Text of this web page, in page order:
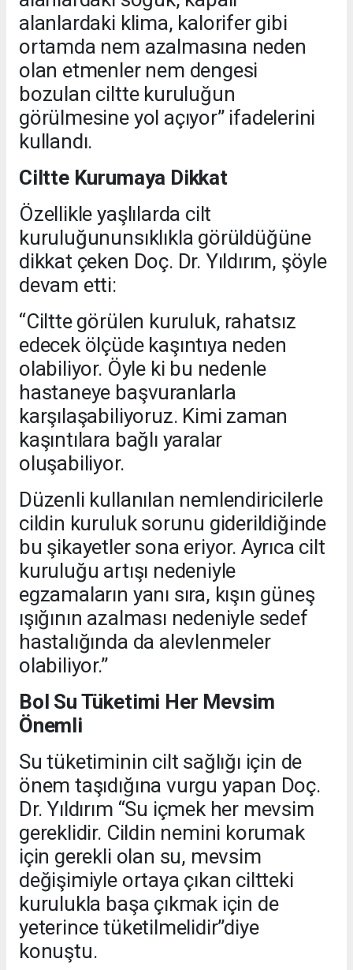
alanlardaki klima, kalorifer gibi
ortamda nem azalmasına neden
olan etmenler nem dengesi
bozulan ciltte kuruluğun
görülmesine yol açıyor” ifadelerini
kullandı.
Ciltte Kurumaya Dikkat
Özellikle yaşlılarda cilt
kuruluğununsıklıkla görüldüğüne
dikkat çeken Doç. Dr. Yıldırım, şöyle
devam etti:
“Ciltte görülen kuruluk, rahatsız
edecek ölçüde kaşıntıya neden
olabiliyor. Öyle ki bu nedenle
hastaneye başvuranlarla
karşılaşabiliyoruz. Kimi zaman
kaşıntılara bağlı yaralar
oluşabiliyor.
Düzenli kullanılan nemlendiricilerle
cildin kuruluk sorunu giderildiğinde
bu şikayetler sona eriyor. Ayrıca cilt
kuruluğu artışı nedeniyle
egzamaların yanı sıra, kışın güneş
ışığının azalması nedeniyle sedef
hastalığında da alevlenmeler
olabiliyor.”
Bol Su Tüketimi Her Mevsim
Önemli
Su tüketiminin cilt sağlığı için de
önem taşıdığına vurgu yapan Doç.
Dr. Yıldırım “Su içmek her mevsim
gereklidir. Cildin nemini korumak
için gerekli olan su, mevsim
değişimiyle ortaya çıkan ciltteki
kurulukla başa çıkmak için de
yeterince tüketilmelidir”diye
konuştu.